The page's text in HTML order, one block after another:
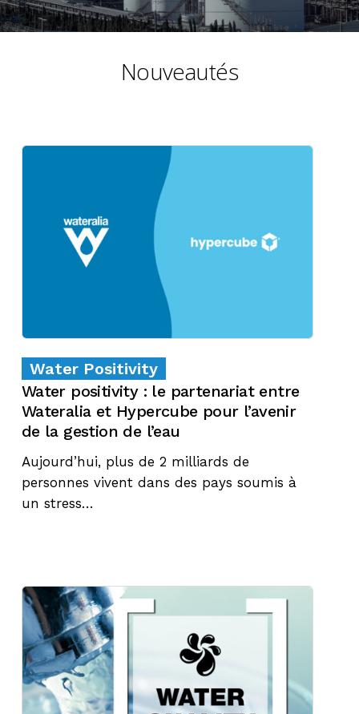
Nouveautés
Water Positivity
Water positivity : le partenariat entre
Wateralia et Hypercube pour l’avenir
de la gestion de l’eau
Aujourd’hui, plus de 2 milliards de
personnes vivent dans des pays soumis à
un stress…